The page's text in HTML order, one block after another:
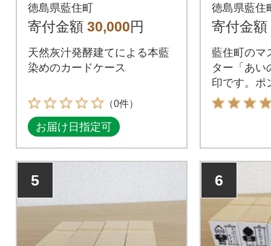
徳島県藍住町
寄付金額 30,000円
天然灰汁発酵建てによる本藍
染めのカードケース
（0件）
お届け日指定可
徳島県藍住
寄付金額
藍住町のマ
ター「あい
印です。ポ
式ネーム印
5 6